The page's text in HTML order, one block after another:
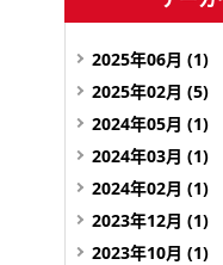
2025年06月 (1)
2025年02月 (5)
2024年05月 (1)
2024年03月 (1)
2024年02月 (1)
2023年12月 (1)
2023年10月 (1)